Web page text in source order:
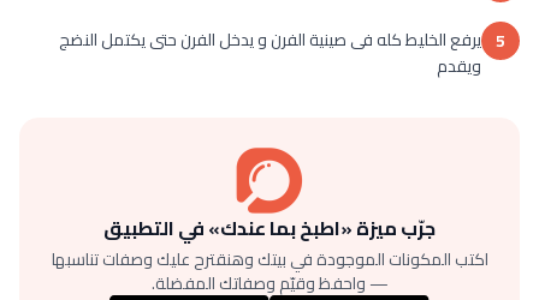
5 يرفع الخليط كله فى صينية الفرن و يدخل الفرن حتى يكتمل النضج
ويقدم
جرّب ميزة «اطبخ بما عندك» في التطبيق
اكتب المكونات الموجودة في بيتك وهنقترح عليك وصفات تناسبها
— واحفظ وقيّم وصفاتك المفضلة.